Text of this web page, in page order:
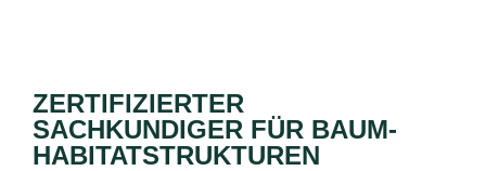
ZERTIFIZIERTER
SACHKUNDIGER FÜR BAUM-
HABITATSTRUKTUREN